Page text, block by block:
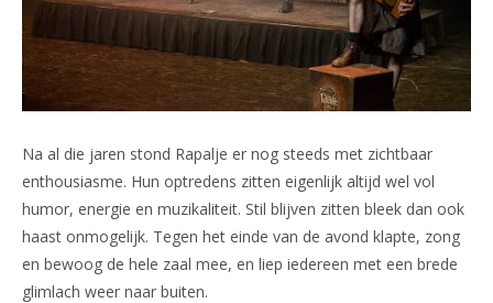
Na al die jaren stond Rapalje er nog steeds met zichtbaar
enthousiasme. Hun optredens zitten eigenlijk altijd wel vol
humor, energie en muzikaliteit. Stil blijven zitten bleek dan ook
haast onmogelijk. Tegen het einde van de avond klapte, zong
en bewoog de hele zaal mee, en liep iedereen met een brede
glimlach weer naar buiten.